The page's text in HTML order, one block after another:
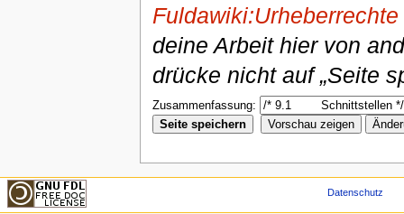
Fuldawiki:Urheberrechte
deine Arbeit hier von
drücke nicht auf „Seite
Zusammenfassung:
Datenschutz